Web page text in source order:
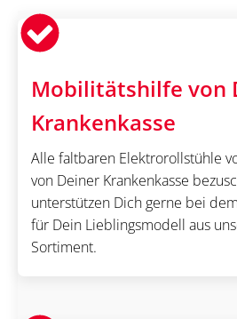
Mobilitätshilfe von
Krankenkasse
Alle faltbaren Elektrorollstühle
von Deiner Krankenkasse
unterstützen Dich gerne bei
für Dein Lieblingsmodell aus
Sortiment.